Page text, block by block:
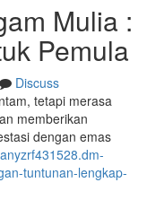
Mulia :
Pemula
Discuss
tetapi merasa
memberikan
dengan emas
tuntunan-lengkap-